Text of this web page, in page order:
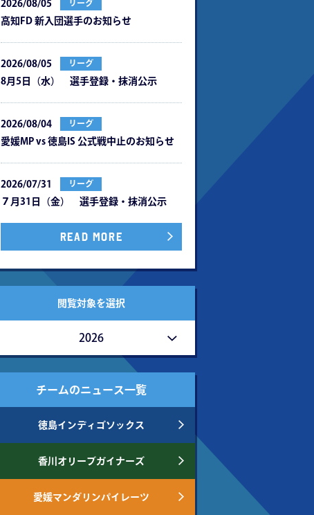
2026/08/05 リーグ
⾼知FD 新⼊団選⼿のお知らせ
2026/08/05 リーグ
8月5日（水） 選手登録・抹消公示
2026/08/04 リーグ
愛媛MP vs 徳島IS 公式戦中⽌のお知らせ
2026/07/31 リーグ
７月31日（金） 選手登録・抹消公示
READ MORE
閲覧対象を選択
2026
チームのニュース一覧
徳島インディゴソックス
香川オリーブガイナーズ
愛媛マンダリンパイレーツ